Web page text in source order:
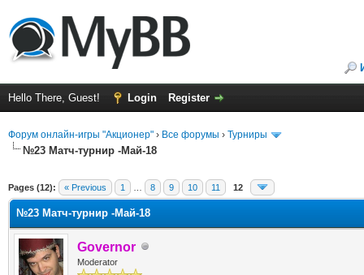
Hello There, Guest! Login Register
Форум онлайн-игры "Акционер" › Все форумы › Турниры
№23 Матч-турнир -Май-18
Pages (12): « Previous 1 8 9 10 11 12
№23 Матч-турнир -Май-18
Governor
Moderator